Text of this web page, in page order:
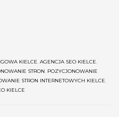
KIELCE, AGENCJA SEO KIELCE,
STRON, POZYCJONOWANIE
STRON INTERNETOWYCH KIELCE,
KIELCE